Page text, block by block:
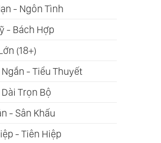
Tổ Tiên - Nét Đẹp Văn
Hóa Các Dân Tộc Việt
Nam (Mã A Lềnh)
- Ngôn Tình
- Bách Hợp
(18+)
- Tiểu Thuyết
Trọn Bộ
- Sân Khấu
- Tiên Hiệp